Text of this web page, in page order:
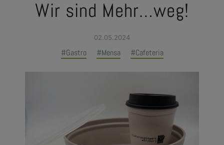
Wir sind Mehr…weg!
02.05.2024
#Gastro #Mensa #Cafeteria